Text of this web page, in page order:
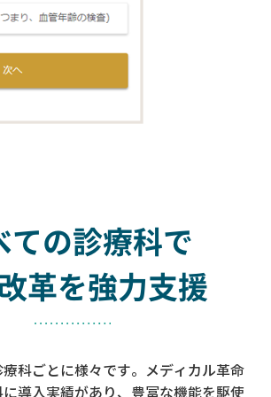
ての診療科で
革を強力支援
科ごとに様々です。メディカル革命
導入実績があり、 豊富な機能を駆使